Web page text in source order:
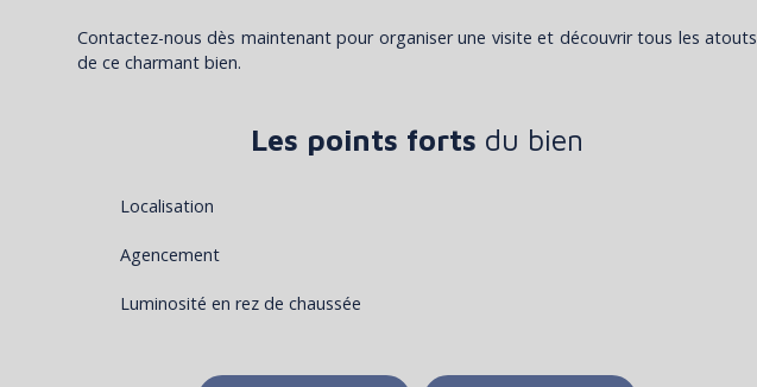
Contactez-nous dès maintenant pour organiser une visite et découvrir tous les atouts
de ce charmant bien.
Les points forts du bien
Localisation
Agencement
Luminosité en rez de chaussée